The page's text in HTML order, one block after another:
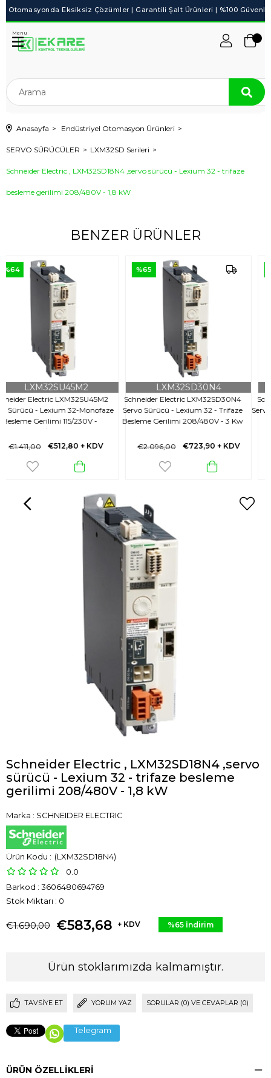
Menu
Anasayfa Endüstriyel Otomasyon Ürünleri
SERVO SÜRÜCÜLER LXM32SD Serileri
Schneider Electric , LXM32SD18N4 ,servo sürücü - Lexium 32 - trifaze
besleme gerilimi 208/480V - 1,8 kW
BENZER ÜRÜNLER
Schneider Electric LXM32SD30N4
Servo Sürücü - Lexium 32 - Trifaze
Besleme Gerilimi 208/480V - 3 Kw
LXM32SD30N4
€723,90
€2.096,00
%65
Schneider Electric LXM32SU45M2
Servo Sürücü - Lexium 32-Monofaze
Besleme Gerilimi 115/230V -
LXM32SU45M2
€512,80+ KDV
€1.411,00
%64
Schneider Electric , LXM32SD18N4 ,servo
sürücü - Lexium 32 - trifaze besleme
gerilimi 208/480V - 1,8 kW
Marka : SCHNEIDER ELECTRIC
(LXM32SD18N4)
0.0
Barkod : 3606480694769
Stok Miktarı : 0
€1.690,00 €583,68 + KDV %65 İndirim
Ürün stoklarımızda kalmamıştır.
TAVSIYE ET YORUM YAZ SORULAR (0) VE CEVAPLAR (0)
Telegram
ÜRÜN ÖZELLIKLERI